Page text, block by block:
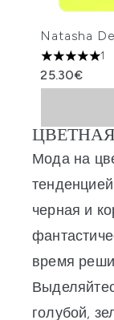
Natasha
5 stars out1
25.30€
Мода на
черная и
время
голубой,